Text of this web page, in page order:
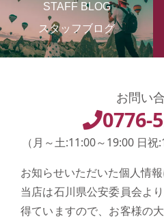
STAFF BLOG
スタッフブログ
お問い
0776-
（月～土:11:00～19:00 日祝
お知らせいただいた個人情
当店は石川県公安委員会よ
得ていますので、お客様の